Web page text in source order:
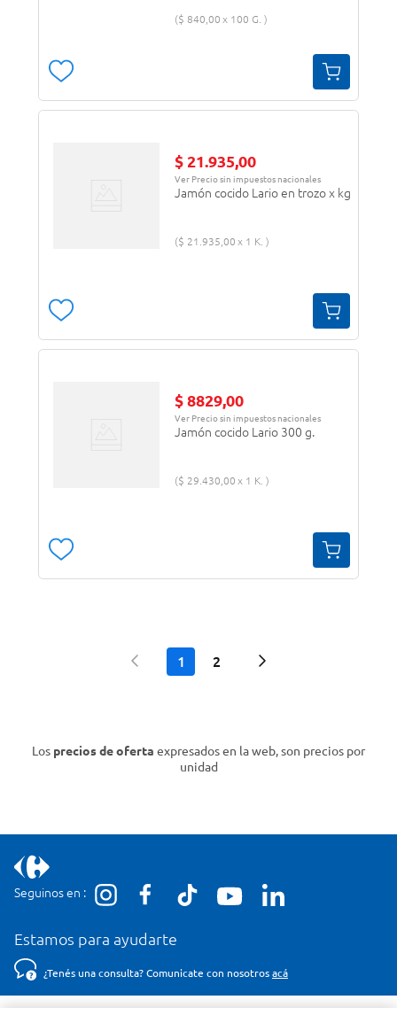
$ 840 ,00 100 G.
$ 21.935,00
Ver Precio sin impuestos nacionales
Jamón cocido Lario en trozo x kg
$ 21 935 ,00 1 K.
$ 8829,00
Ver Precio sin impuestos nacionales
Jamón cocido Lario 300 g.
$ 29 .430 ,00 1 K.
1 2
Los precios de oferta expresados en la web, son precios por
unidad
Seguinos en :
Estamos para ayudarte
¿Tenés una consulta? Comunicate con nosotros acá